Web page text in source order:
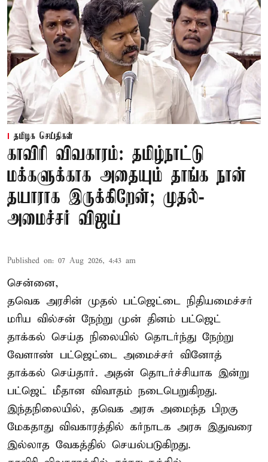
தமிழக செய்திகள்
காவிரி விவகாரம்: தமிழ்நாட்டு
மக்களுக்காக அதையும் தாங்க நான்
தயாராக இருக்கிறேன்; முதல்-
அமைச்சர் விஜய்
Published on: 07 Aug 2026, 4:43 am
சென்னை,
தவெக அரசின் முதல் பட்ஜெட்டை நிதியமைச்சர்
மரிய வில்சன் நேற்று முன் தினம் பட்ஜெட்
தாக்கல் செய்த நிலையில் தொடர்ந்து நேற்று
வேளாண் பட்ஜெட்டை அமைச்சர் வினோத்
தாக்கல் செய்தார். அதன் தொடர்ச்சியாக இன்று
பட்ஜெட் மீதான விவாதம் நடைபெறுகிறது.
இந்தநிலையில், தவெக அரசு அமைந்த பிறகு
மேகதாது விவகாரத்தில் கர்நாடக அரசு இதுவரை
இல்லாத வேகத்தில் செயல்படுகிறது.